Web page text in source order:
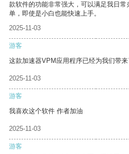
款软件的功能非常强大，可以满足我日
单，即使是小白也能快速上手。
2025-11-03
游客
这款加速器VPM应用程序已经为我们带来
2025-11-03
游客
我喜欢这个软件 作者加油
2025-11-03
游客